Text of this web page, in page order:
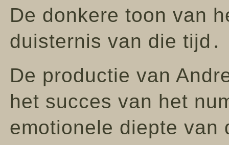
De donkere toon van
duisternis van die tijd․
De productie van
het succes van het
emotionele diepte van